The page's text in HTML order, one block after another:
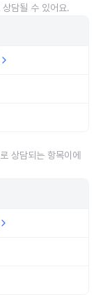
담될 수 있어요.
상담되는 항목이에